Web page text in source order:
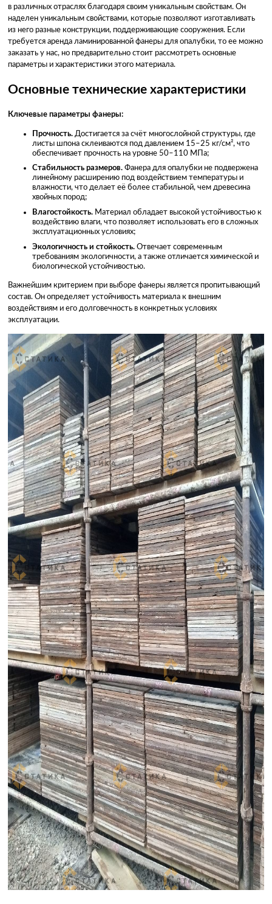
в различных отраслях благодаря своим уникальным свойствам. Он
наделен уникальным свойствами, которые позволяют изготавливать
из него разные конструкции, поддерживающие сооружения. Если
требуется аренда ламинированной фанеры для опалубки, то ее можно
заказать у нас, но предварительно стоит рассмотреть основные
параметры и характеристики этого материала.
Основные технические характеристики
Ключевые параметры фанеры:
Прочность. Достигается за счёт многослойной структуры, где
листы шпона склеиваются под давлением 15–25 кг/см², что
обеспечивает прочность на уровне 50–110 МПа;
Стабильность размеров. Фанера для опалубки не подвержена
линейному расширению под воздействием температуры и
влажности, что делает её более стабильной, чем древесина
хвойных пород;
Влагостойкость. Материал обладает высокой устойчивостью к
воздействию влаги, что позволяет использовать его в сложных
эксплуатационных условиях;
Экологичность и стойкость. Отвечает современным
требованиям экологичности, а также отличается химической и
биологической устойчивостью.
Важнейшим критерием при выборе фанеры является пропитывающий
состав. Он определяет устойчивость материала к внешним
воздействиям и его долговечность в конкретных условиях
эксплуатации.